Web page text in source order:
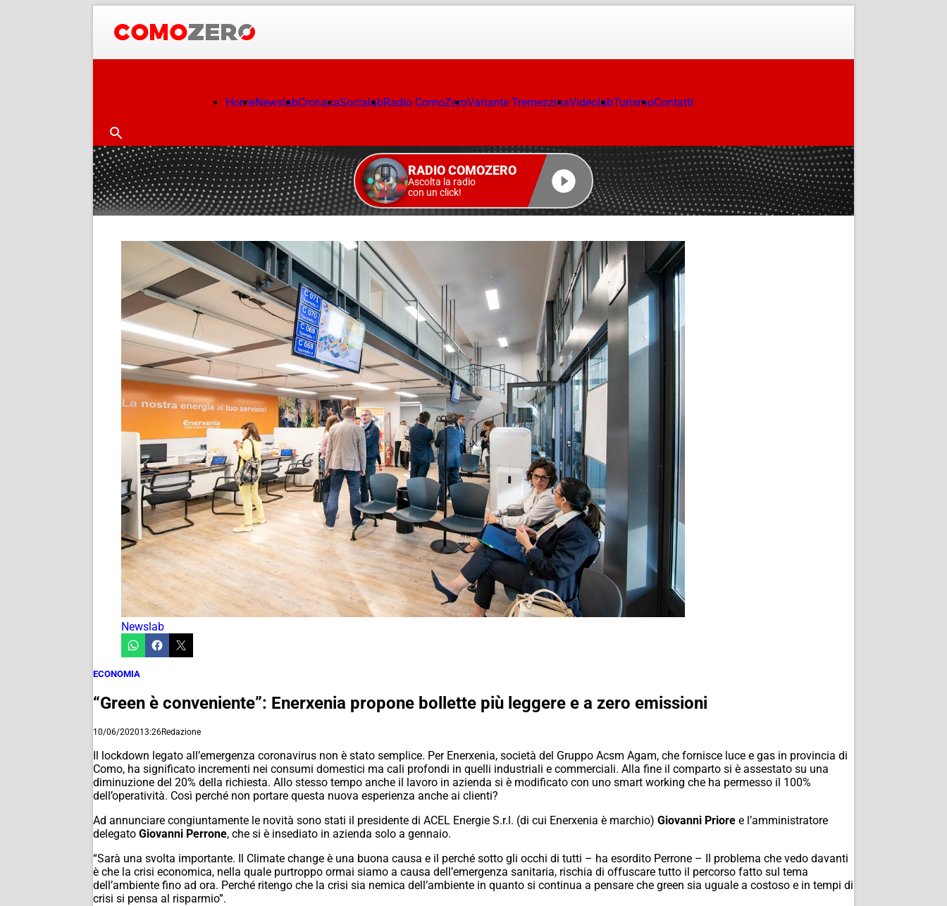
HomeNewslabCronacaSocialabRadio ComoZeroVariante TremezzinaVideolabTurismoContatti
RADIO COMOZERO
Ascolta la radio
con un click!
Newslab
ECONOMIA
“Green è conveniente”: Enerxenia propone bollette più leggere e a zero emissioni
10/06/202013:26Redazione
Il lockdown legato all’emergenza coronavirus non è stato semplice. Per Enerxenia, società del Gruppo Acsm Agam, che fornisce luce e gas in provincia di
Como, ha significato incrementi nei consumi domestici ma cali profondi in quelli industriali e commerciali. Alla fine il comparto si è assestato su una
diminuzione del 20% della richiesta. Allo stesso tempo anche il lavoro in azienda si è modificato con uno smart working che ha permesso il 100%
dell’operatività. Così perché non portare questa nuova esperienza anche ai clienti?
Ad annunciare congiuntamente le novità sono stati il presidente di ACEL Energie S.r.l. (di cui Enerxenia è marchio) Giovanni Priore e l’amministratore
delegato Giovanni Perrone, che si è insediato in azienda solo a gennaio.
“Sarà una svolta importante. Il Climate change è una buona causa e il perché sotto gli occhi di tutti – ha esordito Perrone – Il problema che vedo davanti
è che la crisi economica, nella quale purtroppo ormai siamo a causa dell’emergenza sanitaria, rischia di offuscare tutto il percorso fatto sul tema
dell’ambiente fino ad ora. Perché ritengo che la crisi sia nemica dell’ambiente in quanto si continua a pensare che green sia uguale a costoso e in tempi di
crisi si pensa al risparmio”.